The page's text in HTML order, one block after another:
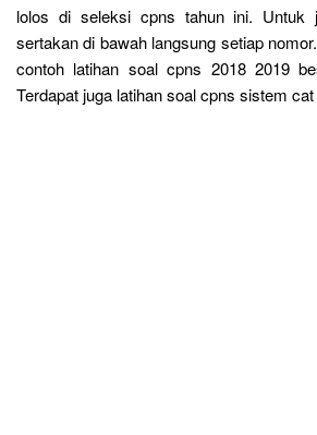
lolos di seleksi cpns tahun ini. Untuk
sertakan di bawah langsung setiap
contoh latihan soal cpns 2018 2019
Terdapat juga latihan soal cpns sistem